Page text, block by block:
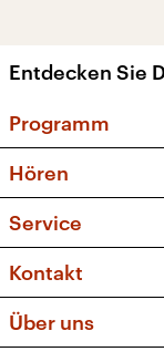
Entdecken Sie
Programm
Musikliste
Kakadu –
Hören
Service
FAQ
Apps
Newsletter
Kontakt
Social
Über uns